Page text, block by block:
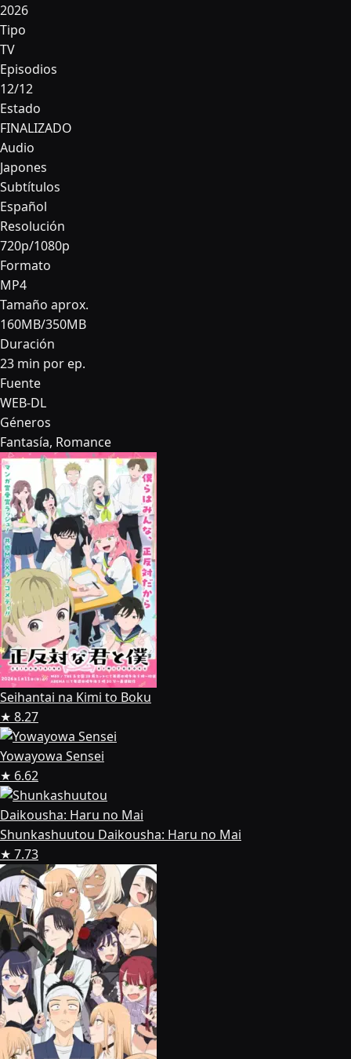
2026
Tipo
TV
Episodios
12/12
Estado
FINALIZADO
Audio
Japones
Subtítulos
Español
Resolución
720p/1080p
Formato
MP4
Tamaño aprox.
160MB/350MB
Duración
23 min por ep.
Fuente
WEB-DL
Géneros
Fantasía, Romance
Seihantai na Kimi to Boku
★ 8.27
Yowayowa Sensei
★ 6.62
Shunkashuutou Daikousha: Haru no Mai
★ 7.73